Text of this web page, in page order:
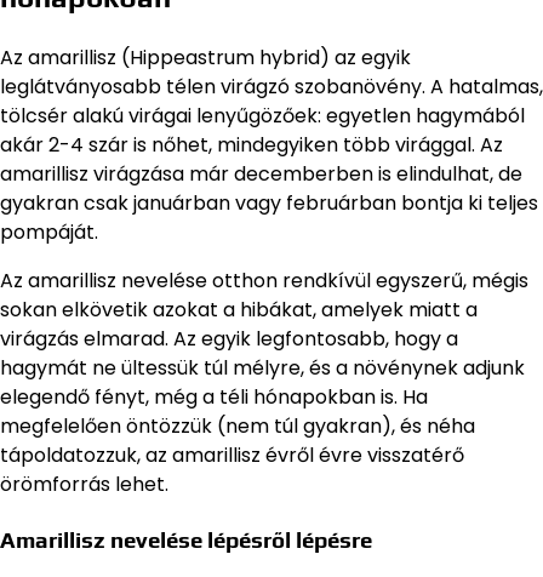
Az amarillisz (Hippeastrum hybrid) az egyik
leglátványosabb télen virágzó szobanövény. A hatalmas,
tölcsér alakú virágai lenyűgözőek: egyetlen hagymából
akár 2-4 szár is nőhet, mindegyiken több virággal. Az
amarillisz virágzása már decemberben is elindulhat, de
gyakran csak januárban vagy februárban bontja ki teljes
pompáját.
Az amarillisz nevelése otthon rendkívül egyszerű, mégis
sokan elkövetik azokat a hibákat, amelyek miatt a
virágzás elmarad. Az egyik legfontosabb, hogy a
hagymát ne ültessük túl mélyre, és a növénynek adjunk
elegendő fényt, még a téli hónapokban is. Ha
megfelelően öntözzük (nem túl gyakran), és néha
tápoldatozzuk, az amarillisz évről évre visszatérő
örömforrás lehet.
Amarillisz nevelése lépésről lépésre